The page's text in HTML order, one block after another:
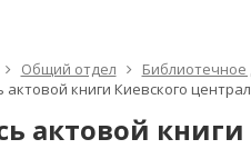
Общий отдел
Библиотечное
актовой книги Киевского
актовой